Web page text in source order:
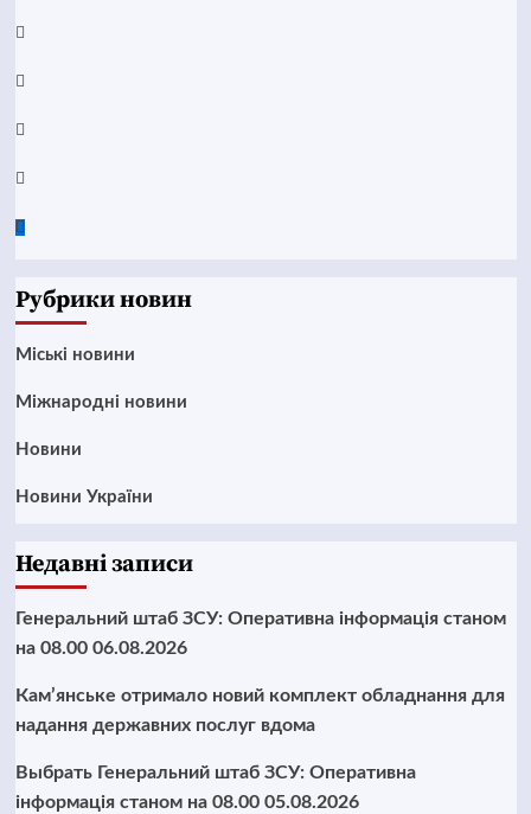
YouTube
Telegram
Instagram
Twitter
Google
Рубрики новин
Mіські новини
Міжнародні новини
Новини
Новини України
Недавні записи
Генеральний штаб ЗСУ: Оперативна інформація станом
на 08.00 06.08.2026
Кам’янське отримало новий комплект обладнання для
надання державних послуг вдома
Выбрать Генеральний штаб ЗСУ: Оперативна
інформація станом на 08.00 05.08.2026